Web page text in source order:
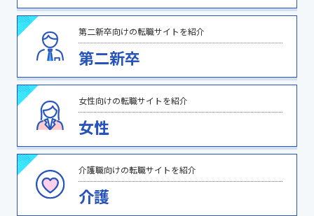
第二新卒向けの転職サイトを紹介
第二新卒
女性向けの転職サイトを紹介
女性
介護職向けの転職サイトを紹介
介護